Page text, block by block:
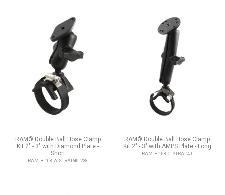
RAM® Double Ball Hose Clamp
Kit 2" - 3" with Diamond Plate -
Short
RAM-B-108-A-STRAP40-238
RAM® Double Ball Hose Clamp
Kit 2" - 3" with AMPS Plate - Long
RAM-B-108-C-STRAP40